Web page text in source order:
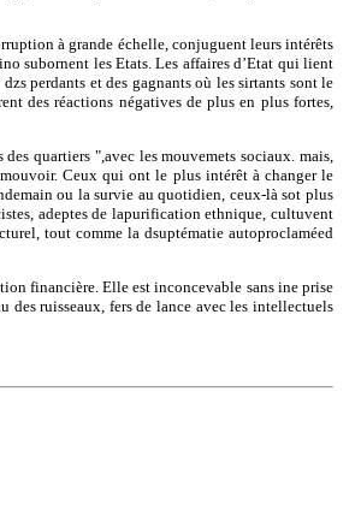
à grande échelle, conjuguent leurs intérêts
subornent les Etats. Les affaires d’Etat qui lient
perdants et des gagnants où les sirtants sont le
des réactions négatives de plus en plus fortes,
quartiers ",avec les mouvemets sociaux. mais,
Ceux qui ont le plus intérêt à changer le
ou la survie au quotidien, ceux-là sot plus
adeptes de lapurification ethnique, cultuvent
tout comme la dsuptématie autoproclaméed
financière. Elle est inconcevable sans ine prise
des ruisseaux, fers de lance avec les intellectuels